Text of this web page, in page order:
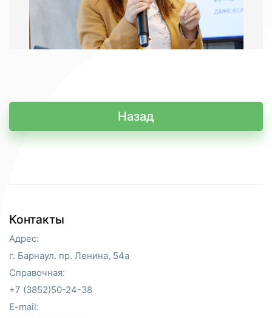
Назад
Контакты
Адрес:
г. Барнаул. пр. Ленина, 54а
Справочная:
+7 (3852)50-24-38
E-mail: